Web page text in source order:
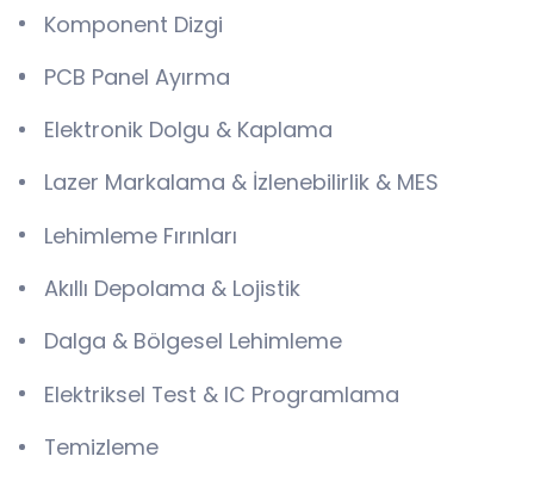
Komponent Dizgi
PCB Panel Ayırma
Elektronik Dolgu & Kaplama
Lazer Markalama & İzlenebilirlik & MES
Lehimleme Fırınları
Akıllı Depolama & Lojistik
Dalga & Bölgesel Lehimleme
Elektriksel Test & IC Programlama
Temizleme